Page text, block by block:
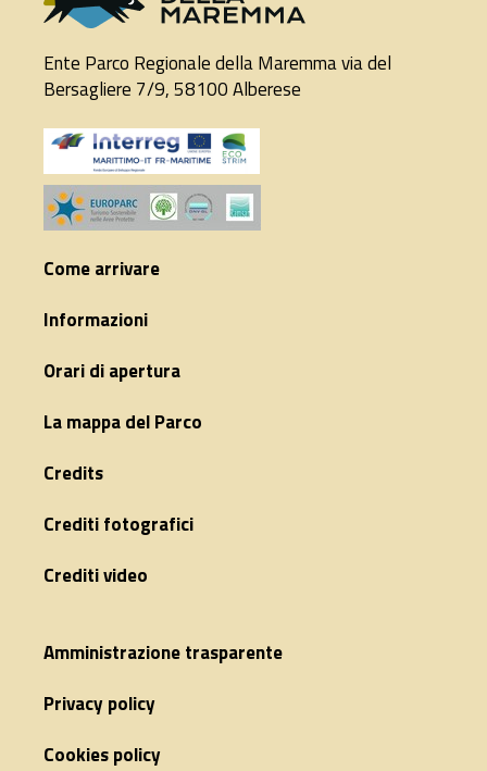
Ente Parco Regionale della Maremma via del
Bersagliere 7/9, 58100 Alberese
Come arrivare
Informazioni
Orari di apertura
La mappa del Parco
Credits
Crediti fotografici
Crediti video
Amministrazione trasparente
Privacy policy
Cookies policy